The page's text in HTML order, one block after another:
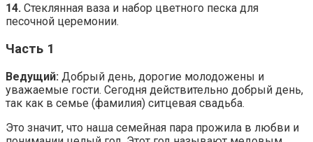
14. Стеклянная ваза и набор цветного песка для
песочной церемонии.
Часть 1
Ведущий: Добрый день, дорогие молодожены и
уважаемые гости. Сегодня действительно добрый день,
так как в семье (фамилия) ситцевая свадьба.
Это значит, что наша семейная пара прожила в любви и